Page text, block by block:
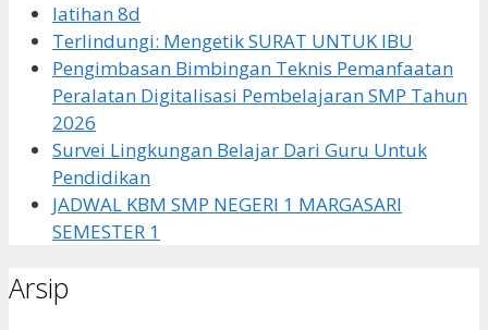
latihan 8d
Terlindungi: Mengetik SURAT UNTUK IBU
Pengimbasan Bimbingan Teknis Pemanfaatan
Peralatan Digitalisasi Pembelajaran SMP Tahun
2026
Survei Lingkungan Belajar Dari Guru Untuk
Pendidikan
JADWAL KBM SMP NEGERI 1 MARGASARI
SEMESTER 1
Arsip